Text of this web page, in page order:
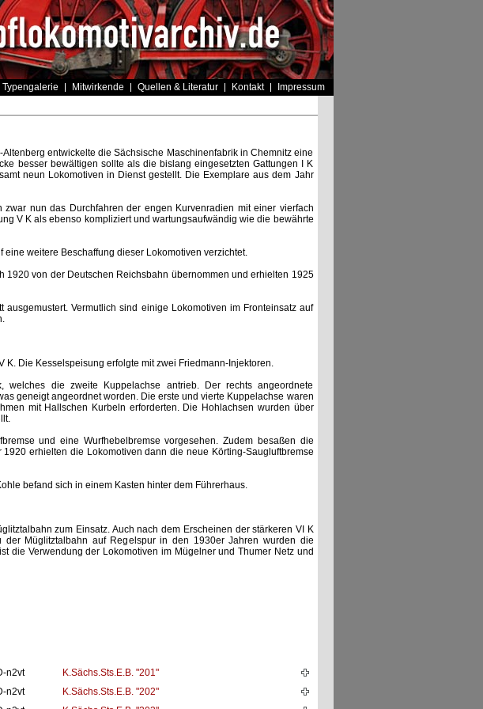
Typengalerie Mitwirkende Quellen & Literatur Kontakt Impressum
entwickelte die Sächsische Maschinenfabrik in Chemnitz eine
besser bewältigen sollte als die bislang eingesetzten Gattungen I K
neun Lokomotiven in Dienst gestellt. Die Exemplare aus dem Jahr
nun das Durchfahren der engen Kurvenradien mit einer vierfach
V K als ebenso kompliziert und wartungsaufwändig wie die bewährte
weitere Beschaffung dieser Lokomotiven verzichtet.
von der Deutschen Reichsbahn übernommen und erhielten 1925
Vermutlich sind einige Lokomotiven im Fronteinsatz auf
K. Die Kesselspeisung erfolgte mit zwei Friedmann-Injektoren.
welches die zweite Kuppelachse antrieb. Der rechts angeordnete
geneigt angeordnet worden. Die erste und vierte Kuppelachse waren
mit Hallschen Kurbeln erforderten. Die Hohlachsen wurden über
und eine Wurfhebelbremse vorgesehen. Zudem besaßen die
erhielten die Lokomotiven dann die neue Körting-Saugluftbremse
befand sich in einem Kasten hinter dem Führerhaus.
zum Einsatz. Auch nach dem Erscheinen der stärkeren VI K
Müglitztalbahn auf Regelspur in den 1930er Jahren wurden die
die Verwendung der Lokomotiven im Mügelner und Thumer Netz und
n2vt
K.Sächs.Sts.E.B. "201"
n2vt
K.Sächs.Sts.E.B. "202"